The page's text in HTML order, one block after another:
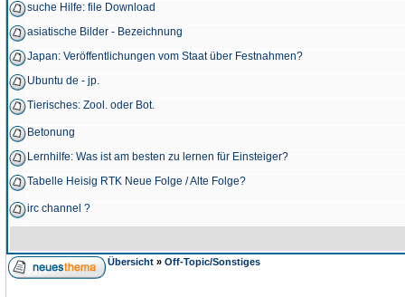
suche Hilfe: file Download
asiatische Bilder - Bezeichnung
Japan: Veröffentlichungen vom Staat über Festnahmen?
Ubuntu de - jp.
Tierisches: Zool. oder Bot.
Betonung
Lernhilfe: Was ist am besten zu lernen für Einsteiger?
Tabelle Heisig RTK Neue Folge / Alte Folge?
irc channel ?
Übersicht » Off-Topic/Sonstiges